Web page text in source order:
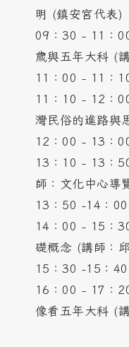
明 (鎮安宮代表)
09：30 - 11：
歲與五年大科 (
11：00 - 11：
11：10 - 12：
灣民俗的進路與
12：00 - 13：
13：10 - 13：
師：文化中心導
13：50 -14：
14：00 - 15：
礎概念 (講師：
15：30 -15：
16：00 - 17：
像看五年大科 (